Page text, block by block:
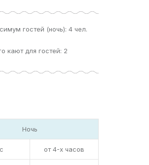
гостей (ночь): 4 чел.
кают для гостей: 2
Ночь
от 4-х часов